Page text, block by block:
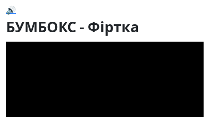
🔊
БУМБОКС - Фіртка